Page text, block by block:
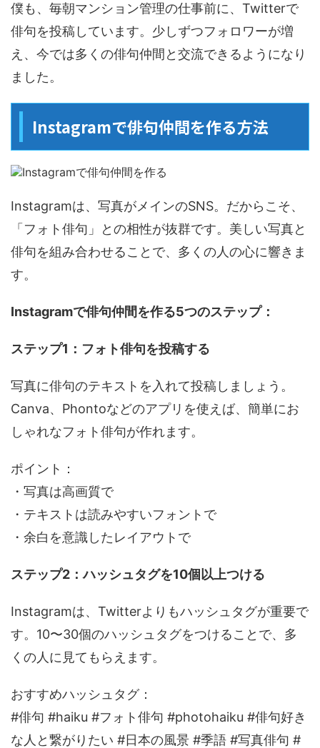
僕も、毎朝マンション管理の仕事前に、Twitterで
俳句を投稿しています。少しずつフォロワーが増
え、今では多くの俳句仲間と交流できるようになり
ました。
Instagramで俳句仲間を作る方法
Instagramは、写真がメインのSNS。だからこそ、
「フォト俳句」との相性が抜群です。美しい写真と
俳句を組み合わせることで、多くの人の心に響きま
す。
Instagramで俳句仲間を作る5つのステップ：
ステップ1：フォト俳句を投稿する
写真に俳句のテキストを入れて投稿しましょう。
Canva、Phontoなどのアプリを使えば、簡単にお
しゃれなフォト俳句が作れます。
ポイント：
・写真は高画質で
・テキストは読みやすいフォントで
・余白を意識したレイアウトで
ステップ2：ハッシュタグを10個以上つける
Instagramは、Twitterよりもハッシュタグが重要で
す。10〜30個のハッシュタグをつけることで、多
くの人に見てもらえます。
おすすめハッシュタグ：
#俳句 #haiku #フォト俳句 #photohaiku #俳句好き
な人と繋がりたい #日本の風景 #季語 #写真俳句 #